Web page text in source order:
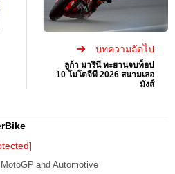
บทความถัดไป
ลูก้า มารินี ทะยานจบท็อป
10 โมโตจีพี 2026 สนามเลอ
มังส์
and Automotive